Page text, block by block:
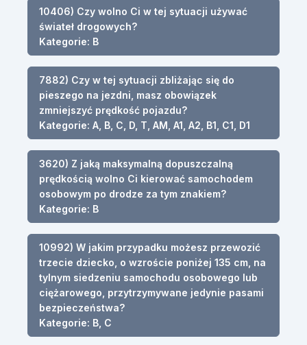
10406) Czy wolno Ci w tej sytuacji używać
świateł drogowych?
Kategorie: B
7882) Czy w tej sytuacji zbliżając się do
pieszego na jezdni, masz obowiązek
zmniejszyć prędkość pojazdu?
Kategorie: A, B, C, D, T, AM, A1, A2, B1, C1, D1
3620) Z jaką maksymalną dopuszczalną
prędkością wolno Ci kierować samochodem
osobowym po drodze za tym znakiem?
Kategorie: B
10992) W jakim przypadku możesz przewozić
trzecie dziecko, o wzroście poniżej 135 cm, na
tylnym siedzeniu samochodu osobowego lub
ciężarowego, przytrzymywane jedynie pasami
bezpieczeństwa?
Kategorie: B, C